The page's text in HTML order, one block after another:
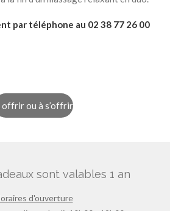
par téléphone au 02 38 77 26 00
offrir ou à s’offrir
sont valables 1 an
d'ouverture